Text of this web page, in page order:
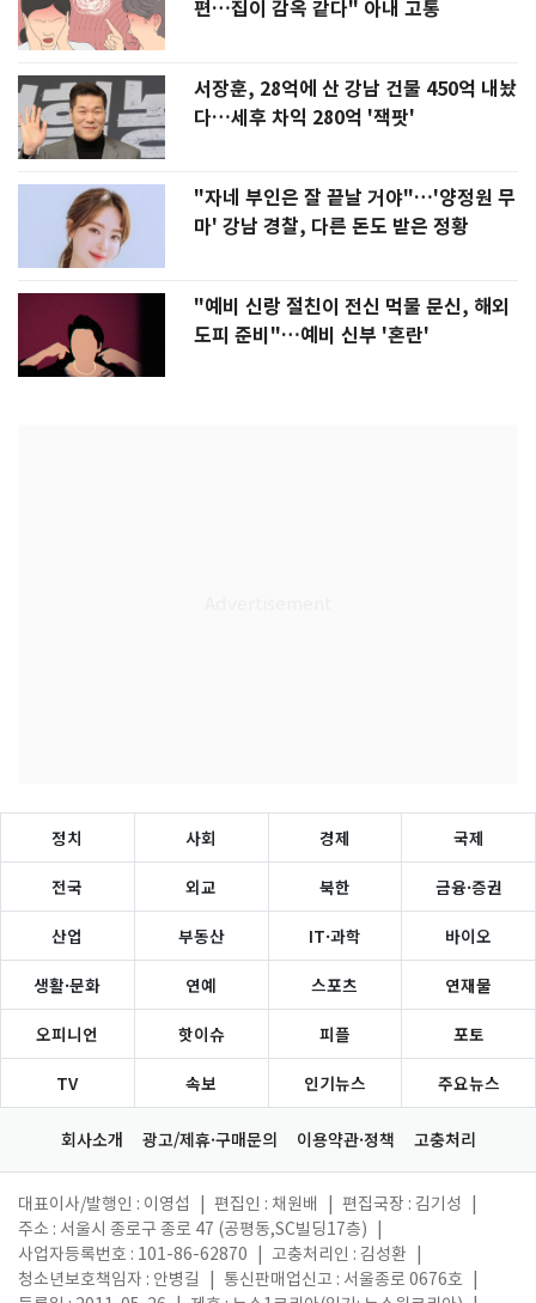
편…집이 감옥 같다" 아내 고통
서장훈, 28억에 산 강남 건물 450억 내놨
다…세후 차익 280억 '잭팟'
"자네 부인은 잘 끝날 거야"…'양정원 무
마' 강남 경찰, 다른 돈도 받은 정황
"예비 신랑 절친이 전신 먹물 문신, 해외
도피 준비"…예비 신부 '혼란'
정치 사회 경제 국제
전국 외교 북한 금융·증권
산업 부동산 IT·과학 바이오
생활·문화 연예 스포츠 연재물
오피니언 핫이슈 피플 포토
TV 속보 인기뉴스 주요뉴스
회사소개 광고/제휴·구매문의 이용약관·정책 고충처리
대표이사/발행인 : 이영섭 편집인 : 채원배 편집국장 : 김기성
주소 : 서울시 종로구 종로 47 (공평동,SC빌딩17층)
사업자등록번호 : 101-86-62870
고충처리인 : 김성환
청소년보호책임자 : 안병길
통신판매업신고 : 서울종로 0676호